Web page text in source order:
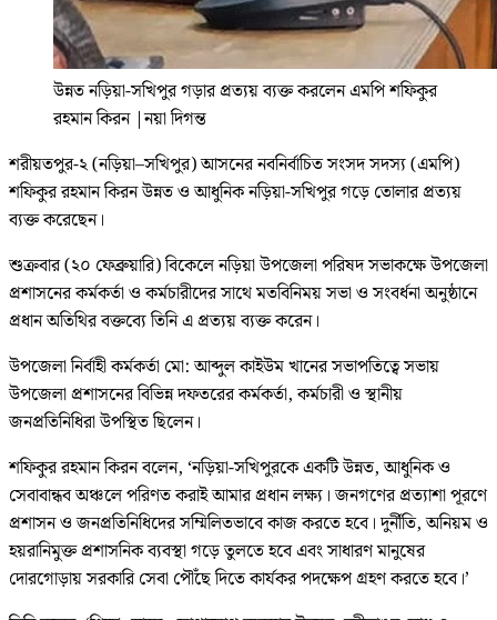
উন্নত নড়িয়া-সখিপুর গড়ার প্রত্যয় ব্যক্ত করলেন এমপি শফিকুর
রহমান কিরন |নয়া দিগন্ত
শরীয়তপুর-২ (নড়িয়া–সখিপুর) আসনের নবনির্বাচিত সংসদ সদস্য (এমপি)
শফিকুর রহমান কিরন উন্নত ও আধুনিক নড়িয়া-সখিপুর গড়ে তোলার প্রত্যয়
ব্যক্ত করেছেন।
শুক্রবার (২০ ফেব্রুয়ারি) বিকেলে নড়িয়া উপজেলা পরিষদ সভাকক্ষে উপজেলা
প্রশাসনের কর্মকর্তা ও কর্মচারীদের সাথে মতবিনিময় সভা ও সংবর্ধনা অনুষ্ঠানে
প্রধান অতিথির বক্তব্যে তিনি এ প্রত্যয় ব্যক্ত করেন।
উপজেলা নির্বাহী কর্মকর্তা মো: আব্দুল কাইউম খানের সভাপতিত্বে সভায়
উপজেলা প্রশাসনের বিভিন্ন দফতরের কর্মকর্তা, কর্মচারী ও স্থানীয়
জনপ্রতিনিধিরা উপস্থিত ছিলেন।
শফিকুর রহমান কিরন বলেন, ‘নড়িয়া-সখিপুরকে একটি উন্নত, আধুনিক ও
সেবাবান্ধব অঞ্চলে পরিণত করাই আমার প্রধান লক্ষ্য। জনগণের প্রত্যাশা পূরণে
প্রশাসন ও জনপ্রতিনিধিদের সম্মিলিতভাবে কাজ করতে হবে। দুর্নীতি, অনিয়ম ও
হয়রানিমুক্ত প্রশাসনিক ব্যবস্থা গড়ে তুলতে হবে এবং সাধারণ মানুষের
দোরগোড়ায় সরকারি সেবা পৌঁছে দিতে কার্যকর পদক্ষেপ গ্রহণ করতে হবে।’